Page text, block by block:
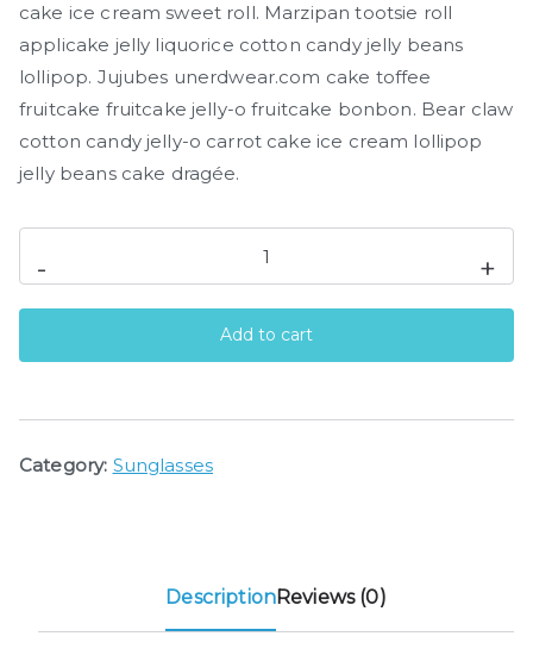
w
a
s
0
.
s
:
$
.
cake ice cream sweet roll. Marzipan tootsie roll
applicake jelly liquorice cotton candy jelly beans
lollipop. Jujubes unerdwear.com cake toffee
fruitcake fruitcake jelly-o fruitcake bonbon. Bear claw
cotton candy jelly-o carrot cake ice cream lollipop
jelly beans cake dragée.
-
men's
orange
+
Add to cart
Category: Sunglasses
DescriptionReviews (0)